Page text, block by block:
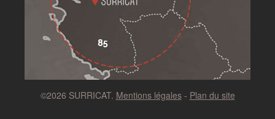
©2026 SURRICAT. Mentions légales- Plan du site